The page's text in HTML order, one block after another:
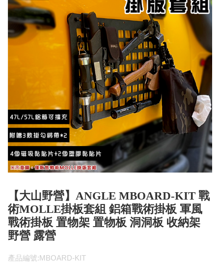
【大山野營】ANGLE MBOARD-KIT 戰
術MOLLE掛板套組 鋁箱戰術掛板 軍風
戰術掛板 置物架 置物板 洞洞板 收納架
野營 露營
產品編號:MBOARD-KIT